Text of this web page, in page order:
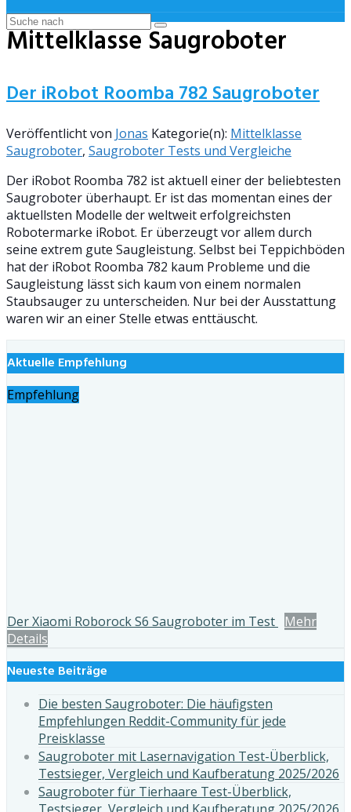
Mittelklasse Saugroboter
Der iRobot Roomba 782 Saugroboter
Veröffentlicht von Jonas Kategorie(n): Mittelklasse
Saugroboter, Saugroboter Tests und Vergleiche
Der iRobot Roomba 782 ist aktuell einer der beliebtesten
Saugroboter überhaupt. Er ist das momentan eines der
aktuellsten Modelle der weltweit erfolgreichsten
Robotermarke iRobot. Er überzeugt vor allem durch
seine extrem gute Saugleistung. Selbst bei Teppichböden
hat der iRobot Roomba 782 kaum Probleme und die
Saugleistung lässt sich kaum von einem normalen
Staubsauger zu unterscheiden. Nur bei der Ausstattung
waren wir an einer Stelle etwas enttäuscht.
Aktuelle Empfehlung
Empfehlung
Der Xiaomi Roborock S6 Saugroboter im Test Mehr
Details
Neueste Beiträge
Die besten Saugroboter: Die häufigsten
Empfehlungen Reddit-Community für jede
Preisklasse
Saugroboter mit Lasernavigation Test-Überblick,
Testsieger, Vergleich und Kaufberatung 2025/2026
Saugroboter für Tierhaare Test-Überblick,